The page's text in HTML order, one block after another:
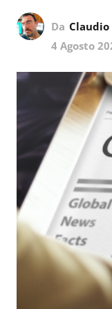
Da Claudio
4 Agosto